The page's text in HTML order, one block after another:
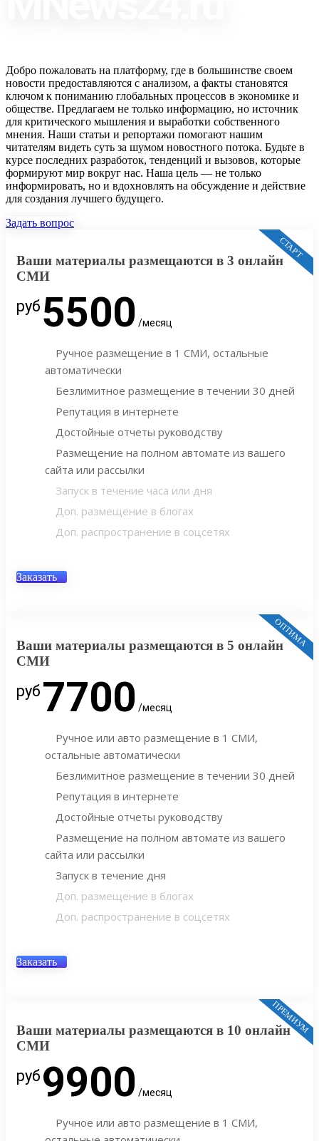
Добро пожаловать на платформу, где в большинстве своем
новости предоставляются с анализом, а факты становятся
ключом к пониманию глобальных процессов в экономике и
обществе. Предлагаем не только информацию, но источник
для критического мышления и выработки собственного
мнения. Наши статьи и репортажи помогают нашим
читателям видеть суть за шумом новостного потока. Будьте в
курсе последних разработок, тенденций и вызовов, которые
формируют мир вокруг нас. Наша цель — не только
информировать, но и вдохновлять на обсуждение и действие
для создания лучшего будущего.
Задать вопрос
СТАРТ
Ваши материалы размещаются в 3 онлайн
СМИ
руб 5500 /месяц
Ручное размещение в 1 СМИ, остальные
автоматически
Безлимитное размещение в течении 30 дней
Репутация в интернете
Достойные отчеты руководству
Размещение на полном автомате из вашего
сайта или рассылки
Запуск в течение часа или дня
Доп. размещение в блогах
Доп. распространение в соцсетях
Заказать
ОПТИМА
Ваши материалы размещаются в 5 онлайн
СМИ
руб 7700 /месяц
Ручное или авто размещение в 1 СМИ,
остальные автоматически
Безлимитное размещение в течении 30 дней
Репутация в интернете
Достойные отчеты руководству
Размещение на полном автомате из вашего
сайта или рассылки
Запуск в течение дня
Доп. размещение в блогах
Доп. распространение в соцсетях
Заказать
ПРЕМИУМ
Ваши материалы размещаются в 10 онлайн
СМИ
руб 9900 /месяц
Ручное или авто размещение в 1 СМИ,